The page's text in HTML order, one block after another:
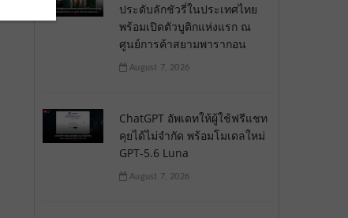
ประดับลักชัวรี่ในประเทศไทย
พร้อมเปิดตัวบูติกแห่งแรก ณ
ศูนย์การค้าสยามพารากอน
August 7, 2026
ChatGPT อัพเดทให้ผู้ใช้ฟรีแชท
คุยได้ไม่จำกัด พร้อมโมเดลใหม่
GPT-5.6 Luna
August 7, 2026